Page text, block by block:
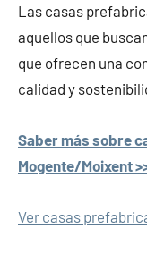
Las casas
aquellos que
que ofrecen una
calidad y
Saber más sobre
Mogente/Moixent
Ver casas